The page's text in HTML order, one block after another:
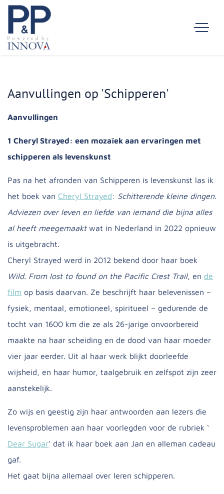
Aanvullingen op 'Schipperen'
Aanvullingen
1 Cheryl Strayed: een mozaïek aan ervaringen met
schipperen als levenskunst
Pas na het afronden van Schipperen is levenskunst las ik
het boek van Cheryl Strayed: Schitterende kleine dingen.
Adviezen over leven en liefde van iemand die bijna alles
al heeft meegemaaktwat in Nederland in 2022 opnieuw
is uitgebracht.
Cheryl Strayed werd in 2012 bekend door haar boek
Wild. From lost to found on the Pacific Crest Trail, en de
film op basis daarvan. Ze beschrijft haar belevenissen –
fysiek, mentaal, emotioneel, spiritueel – gedurende de
tocht van 1600 km die ze als 26-jarige onvoorbereid
maakte na haar scheiding en de dood van haar moeder
vier jaar eerder. Uit al haar werk blijkt doorleefde
wijsheid, en haar humor, taalgebruik en zelfspot zijn zeer
aanstekelijk.
Zo wijs en geestig zijn haar antwoorden aan lezers die
levensproblemen aan haar voorlegden voor de rubriek ‘
Dear Sugar’ dat ik haar boek aan Jan en alleman cadeau
gaf.
Het gaat bijna allemaal over leren schipperen.